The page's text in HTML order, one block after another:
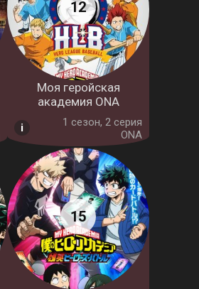
Моя геройская
академия ONA
1 cезон, 2 серия
ONA